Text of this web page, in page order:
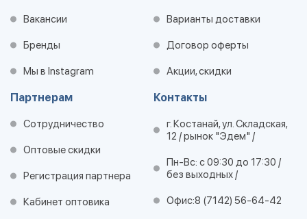
Вакансии
Бренды
Мы в Instagram
Варианты доставки
Договор оферты
Акции, скидки
Партнерам
Сотрудничество
Оптовые скидки
Регистрация партнера
Кабинет оптовика
Контакты
г. Костанай, ул. Складская,
12 / рынок "Эдем" /
Пн-Вс: с 09:30 до 17:30 /
без выходных /
Офис:8 (7142) 56-64-42